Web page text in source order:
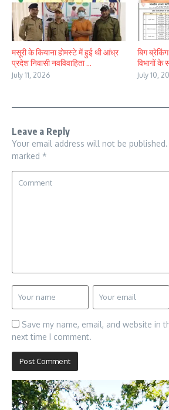
मसूरी के कियाना होमस्टे में हुई थी आंध्र
प्रदेश निवासी नवविवाहिता ...
July 11, 2026
बिग
विभागों के
July 10,
Leave a Reply
Your email address will not be published.
marked *
Save my name, email, and website in
next time I comment.